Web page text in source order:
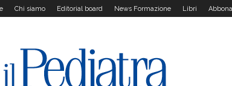
Chi siamo Editorial board News Formazione Libri
Pediatra